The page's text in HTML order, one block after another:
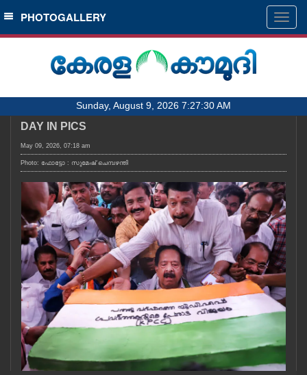
SECTIONS
HOME
NOTIFIED NEWS
KERALA
LOCAL
OBITUARY
NEWS 360
CASE DIARY
CINEMA
PHOTOGALLERY
Sunday, August 9, 2026 7:27:30 AM
DAY IN PICS
May 09, 2026, 07:18 am
Photo: ഫോട്ടോ : സുമേഷ് ചെമ്പഴന്തി